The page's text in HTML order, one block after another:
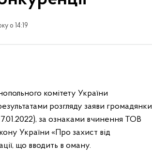
о 14:19
комітету України
розгляду заяви громадянки
за ознаками вчинення ТОВ
України «Про захист від
що вводить в оману.